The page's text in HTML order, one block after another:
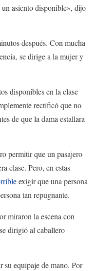
asiento disponible», dijo
después. Con mucha
se dirige a la mujer y
disponibles en la clase
rectificó que no
de que la dama estallara
permitir que un pasajero
clase. Pero, en estas
exigir que una persona
tan repugnante.
miraron la escena con
dirigió al caballero
su equipaje de mano. Por